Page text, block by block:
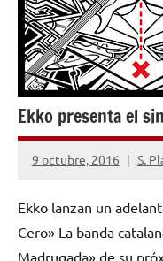
Ekko presenta el
9 octubre, 2016 S.
No
comentarios
Ekko lanzan un
Cero» La banda
Madrugada» de su